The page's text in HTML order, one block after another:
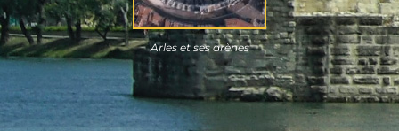
Arles et ses arènes